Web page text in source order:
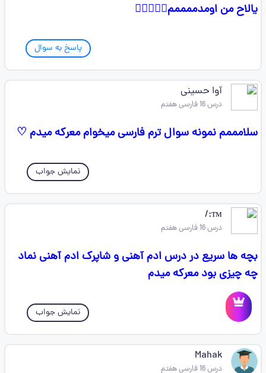
یالاح من اومدممممم🙂‍↔️🤦🏻‍♀️
پاسخ به سوال
آوا حسینی
درس 16 فارسی هفتم
سلامممم نمونه سوال ترم فارسی میخوام معرکه میدم ♡
نمایش جواب
ᴛᴍ:/
درس 16 فارسی هفتم
بچه ها سریع در درس ادم آهنی و شاپرک ادم آهنی نماد
چه چیزی بود معرکه میدم
نمایش جواب
Mahak
درس 16 فارسی هفتم